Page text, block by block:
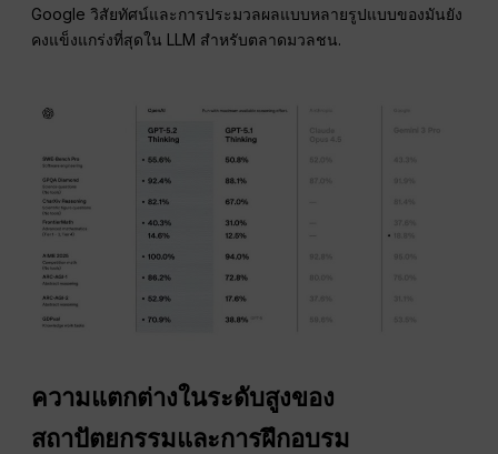
Google วิสัยทัศน์และการประมวลผลแบบหลายรูปแบบของมันยัง
คงแข็งแกร่งที่สุดใน LLM สำหรับตลาดมวลชน.
ความแตกต่างในระดับสูงของ
สถาปัตยกรรมและการฝึกอบรม